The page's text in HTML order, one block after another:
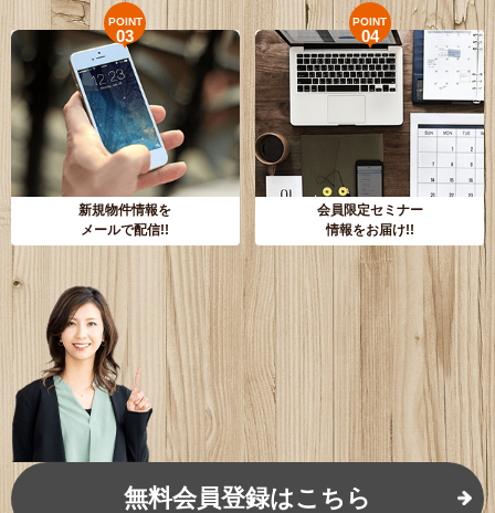
POINT
03
新規物件情報を
メールで配信!!
POINT
04
会員限定セミナー
情報をお届け!!
無料会員登録はこちら